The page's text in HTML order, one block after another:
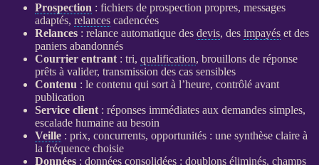
Prospection : fichiers de prospection propres, messages
adaptés, relancescadencées
Relances: relanceautomatique des devis, des impayéset des
paniers abandonnés
Courrier entrant: tri, qualification, brouillons de réponse
prêts à valider, transmission des cas sensibles
Contenu : le contenu qui sort à l’heure, contrôlé avant
publication
Service client: réponses immédiates aux demandes simples,
escalade humaine au besoin
Veille: prix, concurrents, opportunités : une synthèse claire à
la fréquence choisie
Données: données consolidées: doublons éliminés, champs